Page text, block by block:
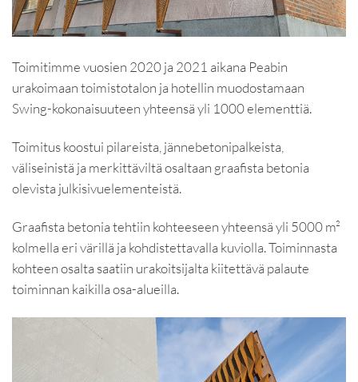
Toimitimme vuosien 2020 ja 2021 aikana Peabin
urakoimaan toimistotalon ja hotellin muodostamaan
Swing-kokonaisuuteen yhteensä yli 1000 elementtiä.
Toimitus koostui pilareista, jännebetonipalkeista,
väliseinistä ja merkittäviltä osaltaan graafista betonia
olevista julkisivuelementeistä.
Graafista betonia tehtiin kohteeseen yhteensä yli 5000 m²
kolmella eri värillä ja kohdistettavalla kuviolla. Toiminnasta
kohteen osalta saatiin urakoitsijalta kiitettävä palaute
toiminnan kaikilla osa-alueilla.